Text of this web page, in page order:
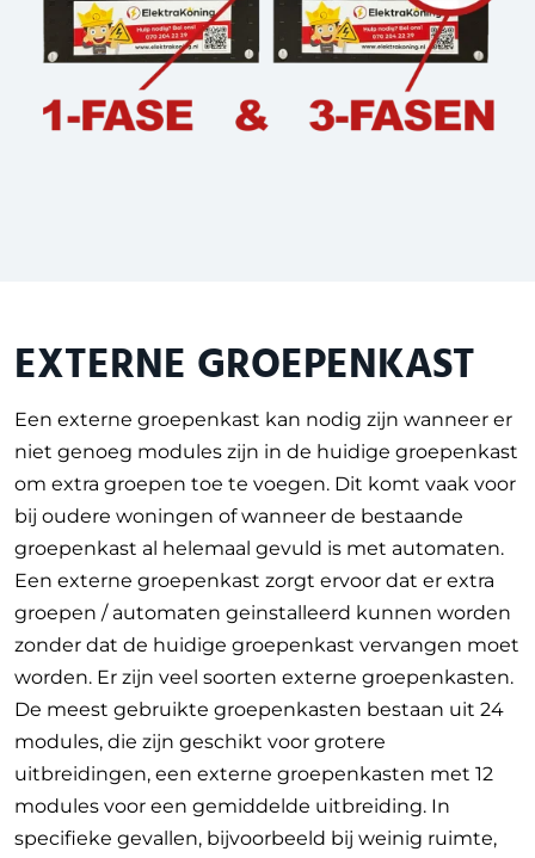
EXTERNE GROEPENKAST
Een externe groepenkast kan nodig zijn wanneer er
niet genoeg modules zijn in de huidige groepenkast
om extra groepen toe te voegen. Dit komt vaak voor
bij oudere woningen of wanneer de bestaande
groepenkast al helemaal gevuld is met automaten.
Een externe groepenkast zorgt ervoor dat er extra
groepen / automaten geinstalleerd kunnen worden
zonder dat de huidige groepenkast vervangen moet
worden. Er zijn veel soorten externe groepenkasten.
De meest gebruikte groepenkasten bestaan uit 24
modules, die zijn geschikt voor grotere
uitbreidingen, een externe groepenkasten met 12
modules voor een gemiddelde uitbreiding. In
specifieke gevallen, bijvoorbeeld bij weinig ruimte,